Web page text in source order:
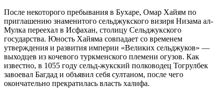
После некоторого пребывания в Бухаре, Омар Хайям по
приглашению знаменитого сельджукского визиря Низама ал-
Мулка переехал в Исфахан, столицу Сельджукского
государства. Юность Хайяма совпадает со временем
утверждения и развития империи «Великих сельджуков» —
выходцев из кочевого туркменского племени огузов. Как
известно, в 1055 году сельд-жукский полководец Тогрулбек
завоевал Багдад и объявил себя султаном, после чего
окончательно прекратилась власть халифа.